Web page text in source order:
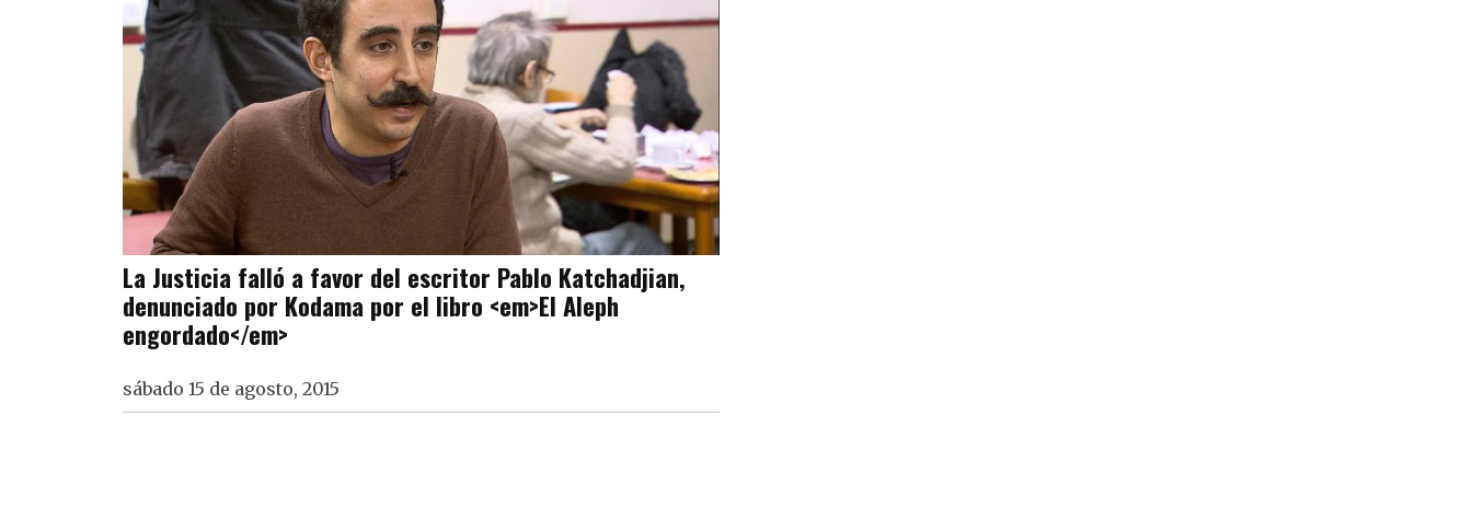
La Justicia falló a favor del escritor Pablo Katchadjian,
denunciado por Kodama por el libro <em>El Aleph
engordado</em>
sábado 15 de agosto, 2015